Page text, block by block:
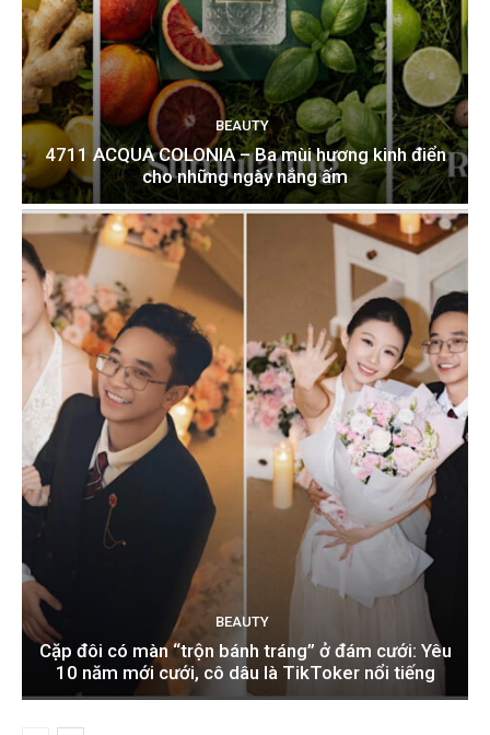
BEAUTY
4711 ACQUA COLONIA – Ba mùi hương kinh điển
cho những ngày nắng ấm
BEAUTY
Cặp đôi có màn “trộn bánh tráng” ở đám cưới: Yêu
10 năm mới cưới, cô dâu là TikToker nổi tiếng